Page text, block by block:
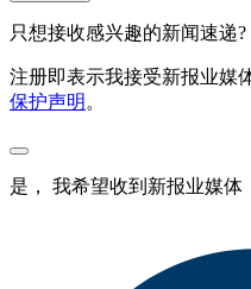
只想接收感兴趣的新闻速递?
注册即表示我接受新报业媒
保护声明。
是， 我希望收到新报业媒体